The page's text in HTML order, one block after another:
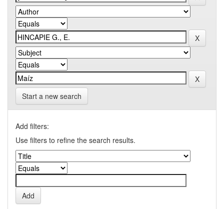
Start a new search
Add filters:
Use filters to refine the search results.